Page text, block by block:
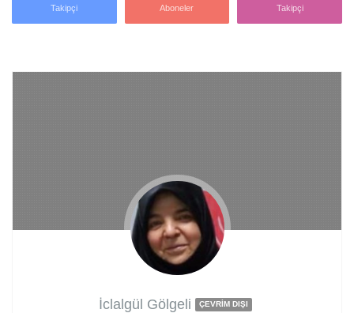
Takipçi Aboneler Takipçi
İclalgül Gölgeli ÇEVRIM DIŞI